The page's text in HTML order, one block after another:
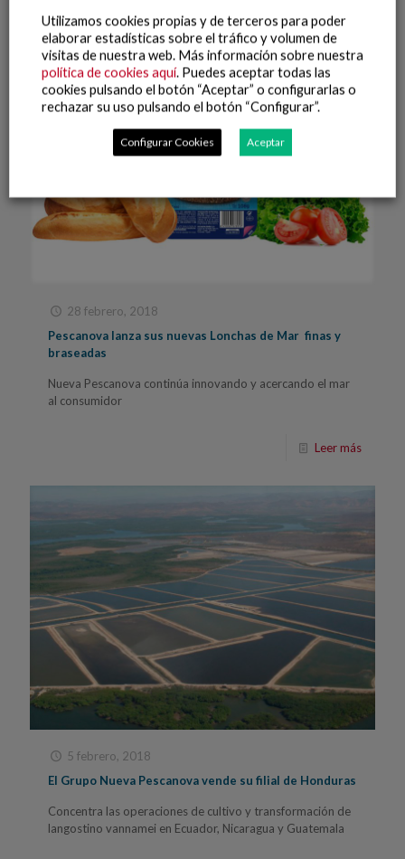
28 febrero, 2018
Pescanova lanza sus nuevas Lonchas de Mar finas y
braseadas
Nueva Pescanova continúa innovando y acercando el mar
al consumidor
Leer más
5 febrero, 2018
El Grupo Nueva Pescanova vende su filial de Honduras
Concentra las operaciones de cultivo y transformación de
langostino vannamei en Ecuador, Nicaragua y Guatemala
Utilizamos cookies propias y de terceros para poder
elaborar estadísticas sobre el tráfico y volumen de
visitas de nuestra web. Más información sobre nuestra
política de cookies aquí. Puedes aceptar todas las
cookies pulsando el botón “Aceptar” o configurarlas o
rechazar su uso pulsando el botón “Configurar”.
Configurar Cookies Aceptar